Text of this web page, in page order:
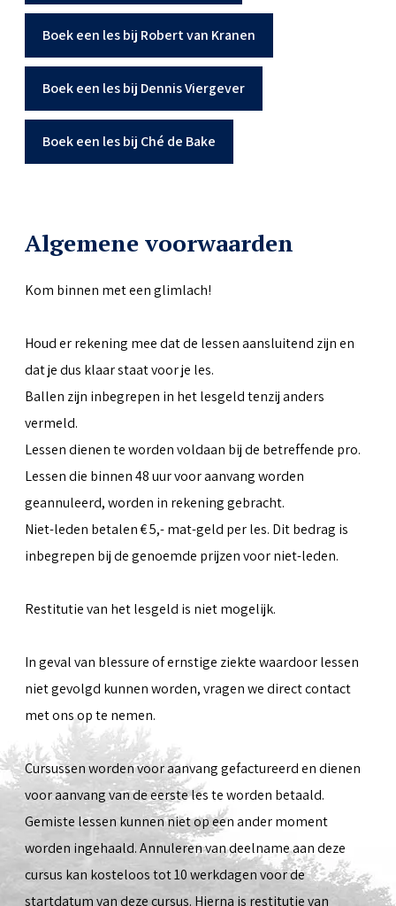
Boek een les bij Robert van Kranen
Boek een les bij Dennis Viergever
Boek een les bij Ché de Bake
Algemene voorwaarden
Kom binnen met een glimlach!
Houd er rekening mee dat de lessen aansluitend zijn en
dat je dus klaar staat voor je les.
Ballen zijn inbegrepen in het lesgeld tenzij anders
vermeld.
Lessen dienen te worden voldaan bij de betreffende pro.
Lessen die binnen 48 uur voor aanvang worden
geannuleerd, worden in rekening gebracht.
Niet-leden betalen € 5,- mat-geld per les. Dit bedrag is
inbegrepen bij de genoemde prijzen voor niet-leden.
Restitutie van het lesgeld is niet mogelijk.
In geval van blessure of ernstige ziekte waardoor lessen
niet gevolgd kunnen worden, vragen we direct contact
met ons op te nemen.
Cursussen worden voor aanvang gefactureerd en dienen
voor aanvang van de eerste les te worden betaald.
Gemiste lessen kunnen niet op een ander moment
worden ingehaald. Annuleren van deelname aan deze
cursus kan kosteloos tot 10 werkdagen voor de
startdatum van deze cursus. Hierna is restitutie van